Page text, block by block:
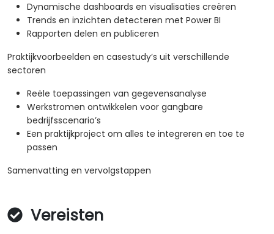
Dynamische dashboards en visualisaties creëren
Trends en inzichten detecteren met Power BI
Rapporten delen en publiceren
Praktijkvoorbeelden en casestudy’s uit verschillende
sectoren
Reële toepassingen van gegevensanalyse
Werkstromen ontwikkelen voor gangbare
bedrijfsscenario’s
Een praktijkproject om alles te integreren en toe te
passen
Samenvatting en vervolgstappen
Vereisten